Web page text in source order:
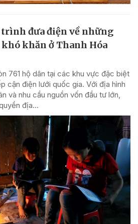
đưa điện về những
khó khăn ở Thanh Hóa
761 hộ dân tại các khu vực đặc biệt
cận điện lưới quốc gia. Với địa hình
và nhu cầu nguồn vốn đầu tư lớn,
địa...